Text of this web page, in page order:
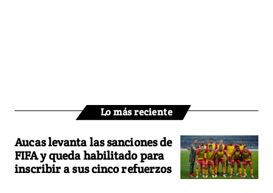
Lo más reciente
Aucas levanta las sanciones de
FIFA y queda habilitado para
inscribir a sus cinco refuerzos